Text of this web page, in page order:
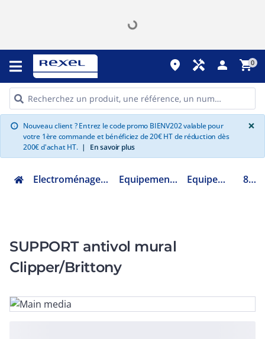
place handyman person shopping_cart0
info Nouveau client ? Entrez le code promo BIENV202 valable pour
votre 1ère commande et bénéficiez de 20€ HT de réduction dès
200€ d'achat HT. | En savoir plus
×
Electroménager multimédia et informatique Equipement hôtelier professionnel Equipement de salle de bain 866951
SUPPORT antivol mural
Clipper/Brittony